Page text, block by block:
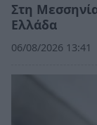
Στη
Ελλάδα
06/08/2026 13:41